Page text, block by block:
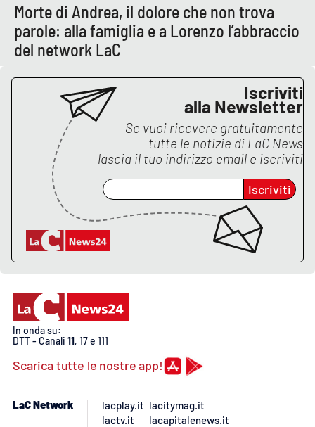
APP
Morte di Andrea, il dolore che non trova
parole: alla famiglia e a Lorenzo l’abbraccio
del network LaC
Iscriviti
alla Newsletter
Se vuoi ricevere gratuitamente
tutte le notizie di LaC News
lascia il tuo indirizzo email e iscriviti
Iscriviti
In onda su:
DTT - Canali 11, 17 e 111
Scarica tutte le nostre app!
LaC Network
lacplay.it
lactv.it
lacitymag.it
lacapitalenews.it